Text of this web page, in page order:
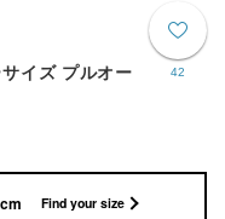
42
イズ プルオー
Find your size